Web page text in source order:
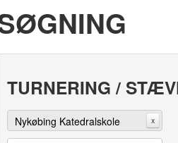
TURNERING /
Nykøbing Katedralskole
x